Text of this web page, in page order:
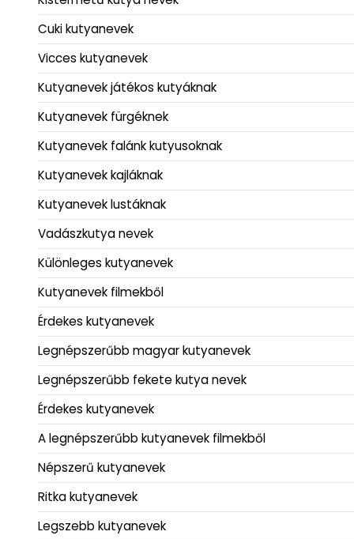
Cuki kutyanevek
Vicces kutyanevek
Kutyanevek játékos kutyáknak
Kutyanevek fürgéknek
Kutyanevek falánk kutyusoknak
Kutyanevek kajláknak
Kutyanevek lustáknak
Vadászkutya nevek
Különleges kutyanevek
Kutyanevek filmekből
Érdekes kutyanevek
Legnépszerűbb magyar kutyanevek
Legnépszerűbb fekete kutya nevek
Érdekes kutyanevek
A legnépszerűbb kutyanevek filmekből
Népszerű kutyanevek
Ritka kutyanevek
Legszebb kutyanevek